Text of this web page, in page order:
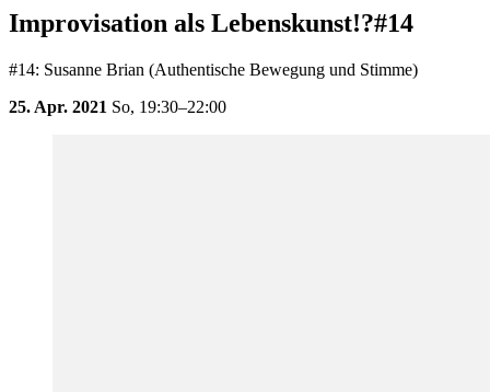
Improvisation als Lebenskunst!?#14
#14: Susanne Brian (Authentische Bewegung und Stimme)
25. Apr. 2021 So, 19:30–22:00